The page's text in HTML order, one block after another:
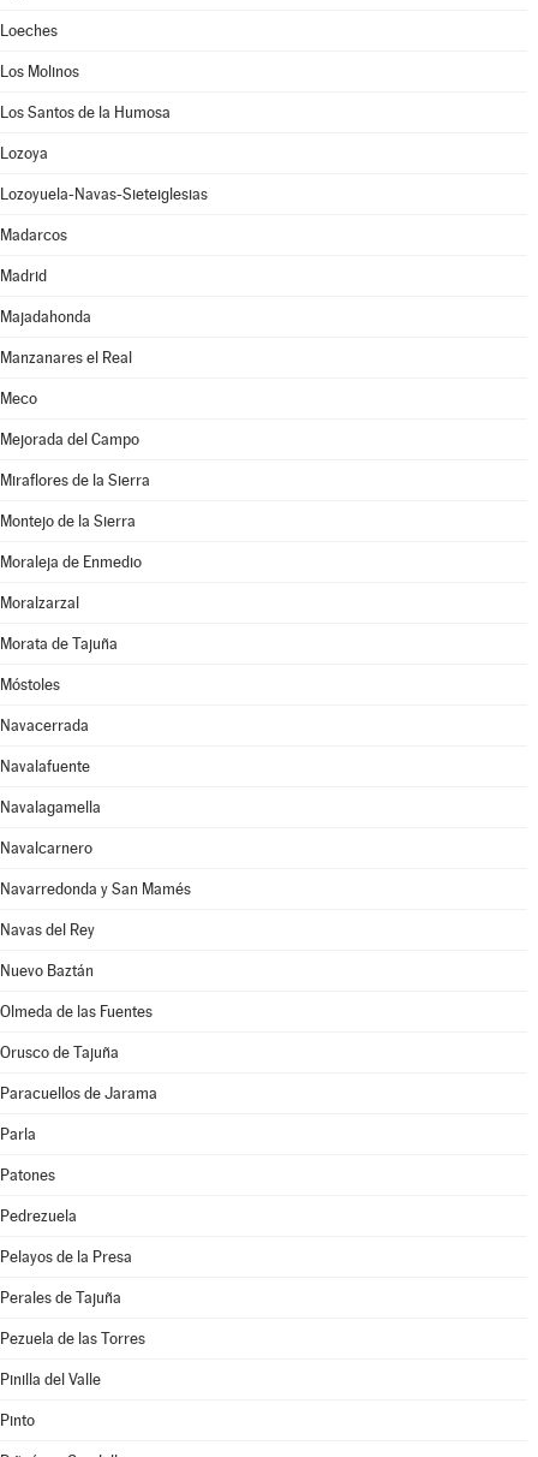
Loeches
Los Molinos
Los Santos de la Humosa
Lozoya
Lozoyuela-Navas-Sieteiglesias
Madarcos
Madrid
Majadahonda
Manzanares el Real
Meco
Mejorada del Campo
Miraflores de la Sierra
Montejo de la Sierra
Moraleja de Enmedio
Moralzarzal
Morata de Tajuña
Móstoles
Navacerrada
Navalafuente
Navalagamella
Navalcarnero
Navarredonda y San Mamés
Navas del Rey
Nuevo Baztán
Olmeda de las Fuentes
Orusco de Tajuña
Paracuellos de Jarama
Parla
Patones
Pedrezuela
Pelayos de la Presa
Perales de Tajuña
Pezuela de las Torres
Pinilla del Valle
Pinto